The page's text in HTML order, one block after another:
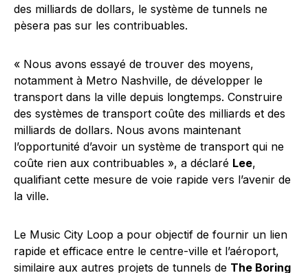
des milliards de dollars, le système de tunnels ne
pèsera pas sur les contribuables.
« Nous avons essayé de trouver des moyens,
notamment à Metro Nashville, de développer le
transport dans la ville depuis longtemps. Construire
des systèmes de transport coûte des milliards et des
milliards de dollars. Nous avons maintenant
l’opportunité d’avoir un système de transport qui ne
coûte rien aux contribuables », a déclaré Lee,
qualifiant cette mesure de voie rapide vers l’avenir de
la ville.
Le Music City Loop a pour objectif de fournir un lien
rapide et efficace entre le centre-ville et l’aéroport,
similaire aux autres projets de tunnels de The Boring